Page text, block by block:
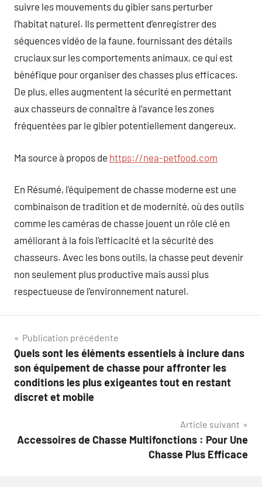
suivre les mouvements du gibier sans perturber
l’habitat naturel. Ils permettent d’enregistrer des
séquences vidéo de la faune, fournissant des détails
cruciaux sur les comportements animaux, ce qui est
bénéfique pour organiser des chasses plus efficaces.
De plus, elles augmentent la sécurité en permettant
aux chasseurs de connaître à l’avance les zones
fréquentées par le gibier potentiellement dangereux.
Ma source à propos de https://nea-petfood.com
En Résumé, l’équipement de chasse moderne est une
combinaison de tradition et de modernité, où des outils
comme les caméras de chasse jouent un rôle clé en
améliorant à la fois l’efficacité et la sécurité des
chasseurs. Avec les bons outils, la chasse peut devenir
non seulement plus productive mais aussi plus
respectueuse de l’environnement naturel.
Navigation
de
l’article
Publication précédente
Quels sont les éléments essentiels à inclure dans
son équipement de chasse pour affronter les
conditions les plus exigeantes tout en restant
discret et mobile
Article suivant
Accessoires de Chasse Multifonctions : Pour Une
Chasse Plus Efficace